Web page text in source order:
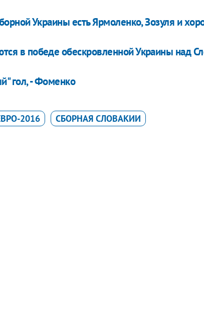
Украины есть Ярмоленко, Зозуля и
в победе обескровленной Украины над
гол, - Фоменко
2016 СБОРНАЯ СЛОВАКИИ